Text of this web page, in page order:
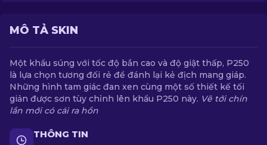
MÔ TẢ SKIN
Một khẩu súng với tốc độ bắn cao và độ giật thấp, P250
là lựa chọn tương đối rẻ để đánh lại kẻ địch mang giáp.
Những hình tam giác đan xen cùng một số thiết kế tối
giản được sơn tùy chỉnh lên khẩu P250 này. Vẽ tới chín
lần mới có cái ra hồn
THÔNG TIN